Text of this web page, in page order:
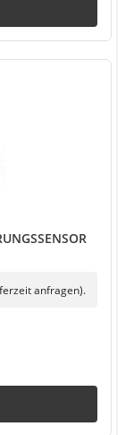
anfragen).